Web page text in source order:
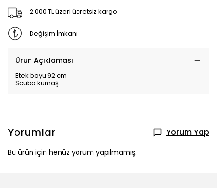
2.000 TL üzeri ücretsiz kargo
Değişim İmkanı
Ürün Açıklaması
Etek boyu 92 cm
Scuba kumaş
Yorumlar Yorum Yap
Bu ürün için henüz yorum yapılmamış.